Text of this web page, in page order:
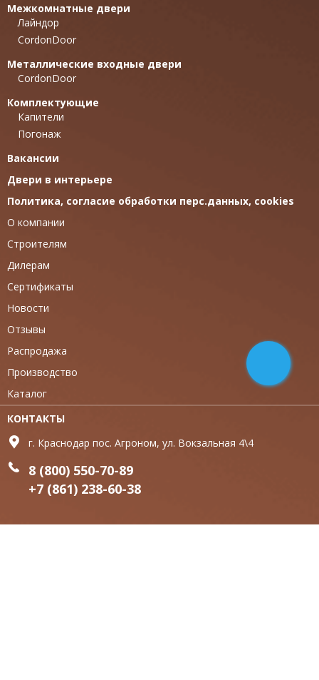
Межкомнатные двери
Лайндор
CordonDoor
Металлические входные двери
CordonDoor
Комплектующие
Капители
Погонаж
Вакансии
Двери в интерьере
Политика, согласие обработки перс.данных, cookies
О компании
Строителям
Дилерам
Сертификаты
Новости
Отзывы
Распродажа
Производство
Каталог
КОНТАКТЫ
г. Краснодар пос. Агроном, ул. Вокзальная 4\4
8 (800) 550-70-89
+7 (861) 238-60-38